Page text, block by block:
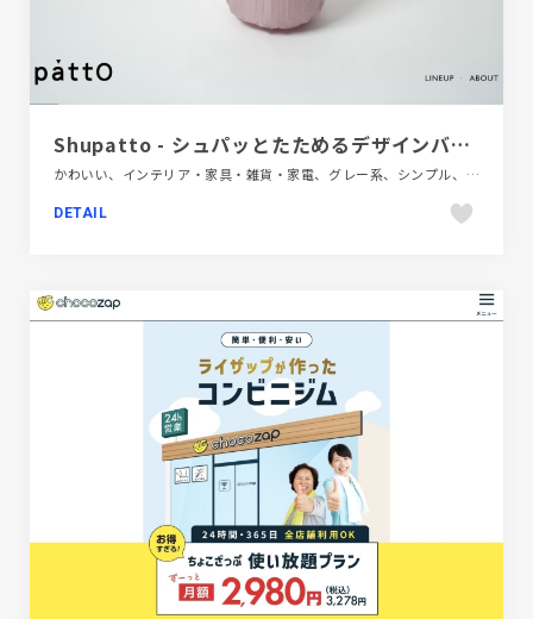
Shupatto - シュパッとたためるデザインバッグ
かわいい、インテリア・家具・雑貨・家電、グレー系、シンプル、スクロールエフェクト、ブランド・サービスサイト、ポップ、モーション多め、動画が流れる、商品紹介
DETAIL